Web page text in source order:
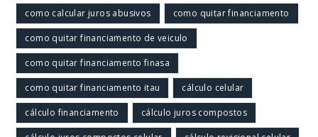
como calcular juros abusivos como quitar financiamento
como quitar financiamento de veiculo
como quitar financiamento finasa
como quitar financiamento itau cálculo celular
cálculo financiamento cálculo juros compostos